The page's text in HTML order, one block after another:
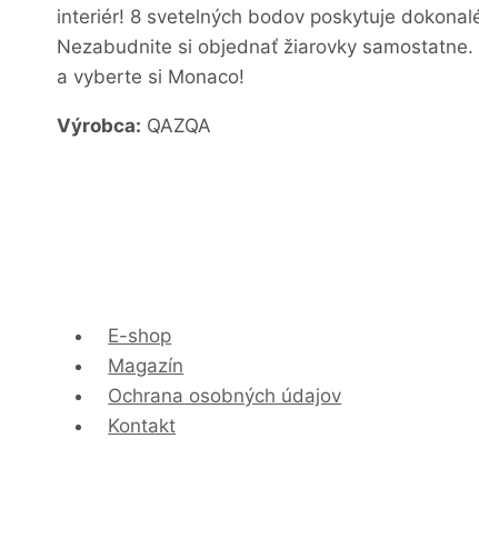
interiér! 8 svetelných bodov poskytuje
Nezabudnite si objednať žiarovky
a vyberte si Monaco!
Výrobca: QAZQA
E-shop
Magazín
Ochrana osobných údajov
Kontakt